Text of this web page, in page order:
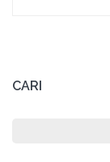
CARI